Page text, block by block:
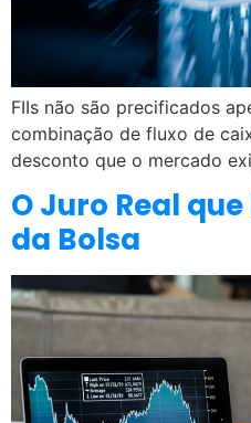
FIIs não são precificados
combinação de fluxo de
desconto que o mercado
O Juro Real
da Bolsa